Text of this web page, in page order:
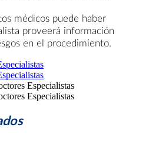
médicos puede haber
proveerá información
en el procedimiento.